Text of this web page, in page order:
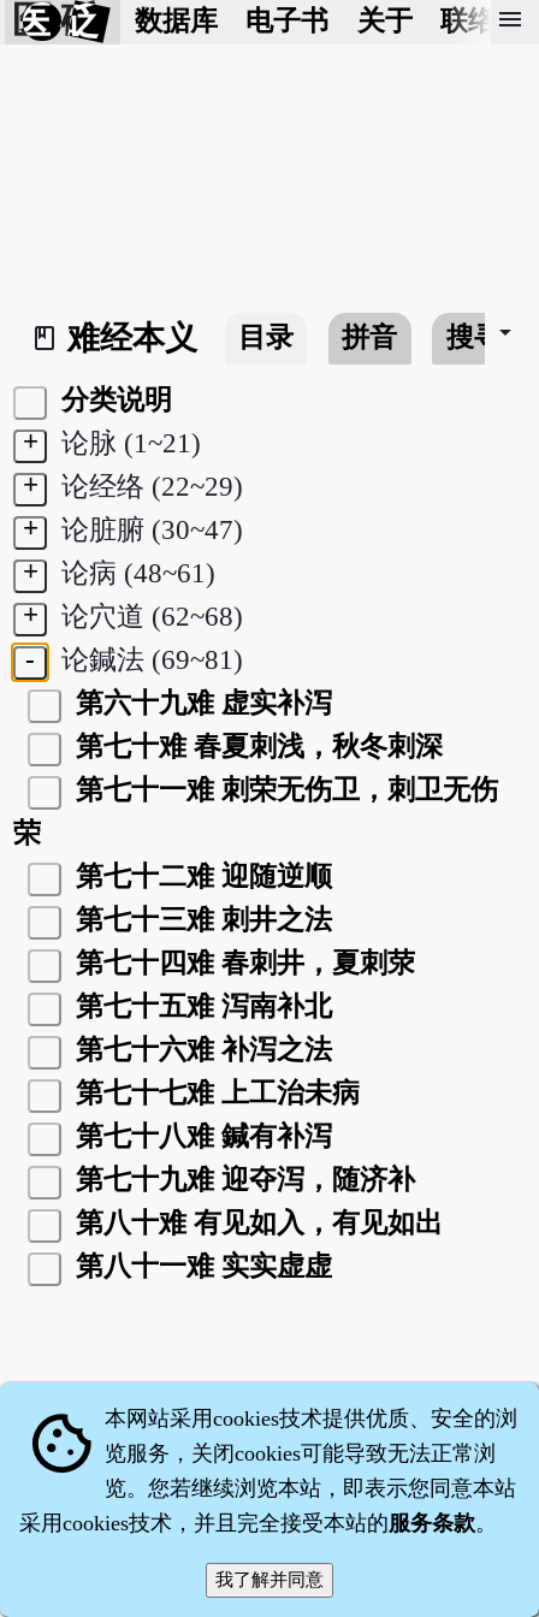
医 砭 数据库 电子书 关于 联络我
menu
book_2
难经本义 目录 拼音 搜寻arrow_drop_down
分类说明
+
论脉 (1~21)
+
论经络 (22~29)
+
论脏腑 (30~47)
+
论病 (48~61)
+
论穴道 (62~68)
-
论鍼法 (69~81)
第六十九难 虚实补泻
第七十难 春夏刺浅，秋冬刺深
第七十一难 刺荣无伤卫，刺卫无伤
荣
第七十二难 迎随逆顺
第七十三难 刺井之法
第七十四难 春刺井，夏刺荥
第七十五难 泻南补北
第七十六难 补泻之法
第七十七难 上工治未病
第七十八难 鍼有补泻
第七十九难 迎夺泻，随济补
第八十难 有见如入，有见如出
第八十一难 实实虚虚
·沈药子©2008～2026
cookie 本网站采用cookies技术提供优质、安全的浏
览服务，关闭cookies可能导致无法正常浏
览。您若继续浏览本站，即表示您同意本站
采用cookies技术，并且完全接受本站的服务条款。